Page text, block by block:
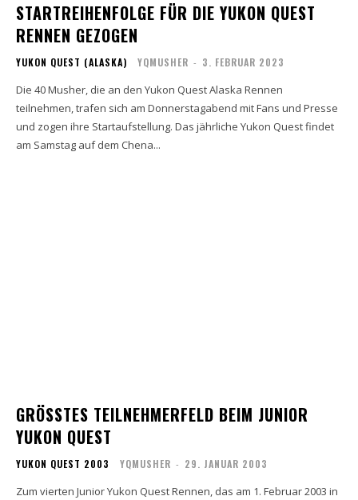
STARTREIHENFOLGE FÜR DIE YUKON QUEST
RENNEN GEZOGEN
YUKON QUEST (ALASKA) YQMUSHER - 3. FEBRUAR 2023
Die 40 Musher, die an den Yukon Quest Alaska Rennen
teilnehmen, trafen sich am Donnerstagabend mit Fans und Presse
und zogen ihre Startaufstellung. Das jährliche Yukon Quest findet
am Samstag auf dem Chena...
GRÖSSTES TEILNEHMERFELD BEIM JUNIOR Y
UKON QUEST
YUKON QUEST 2003 YQMUSHER - 29. JANUAR 2003
Zum vierten Junior Yukon Quest Rennen, das am 1. Februar 2003 in